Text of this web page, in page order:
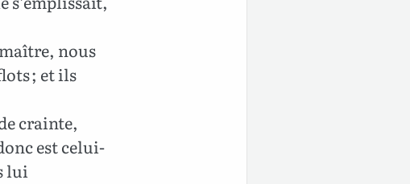
nous
; et ils
crainte,
est celui-
lui